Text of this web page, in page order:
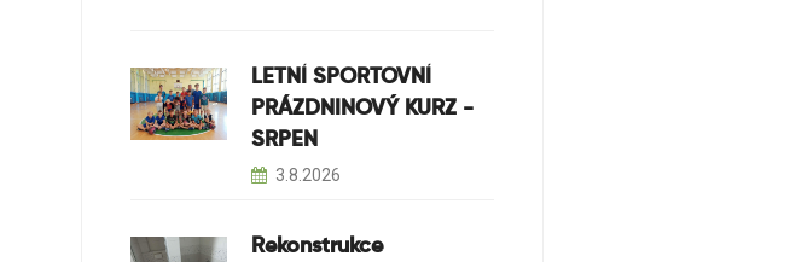
LETNÍ SPORTOVNÍ
PRÁZDNINOVÝ KURZ -
SRPEN
3.8.2026
Rekonstrukce